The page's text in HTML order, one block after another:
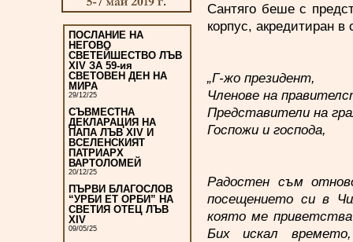
ПОСЛАНИЕ НА
НЕГОВО
СВЕТЕЙШЕСТВО ЛЪВ
XIV ЗА 59-ия
СВЕТОВЕН ДЕН НА
МИРА
29/12/25
СЪВМЕСТНА
ДЕКЛАРАЦИЯ НА
ПАПА ЛЪВ XIV И
ВСЕЛЕНСКИЯТ
ПАТРИАРХ
ВАРТОЛОМЕЙ
20/12/25
ПЪРВИ БЛАГОСЛОВ
“УРБИ ЕТ ОРБИ” НА
СВЕТИЯ ОТЕЦ ЛЪВ
XIV
09/05/25
Сантяго беше с
корпус, акредитиран
„Г-жо президент,
Членове на
Представители на
Госпожи и господа,
Радостен съм
посещението си в
която ме
Бих искал